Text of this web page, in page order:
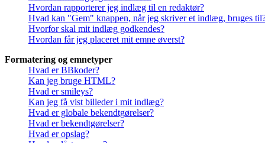
Hvordan rapporterer jeg indlæg til en redaktør?
Hvad kan "Gem" knappen, når jeg skriver et indlæg, bruges
Hvorfor skal mit indlæg godkendes?
Hvordan får jeg placeret mit emne øverst?
Formatering og emnetyper
Hvad er BBkoder?
Kan jeg bruge HTML?
Hvad er smileys?
Kan jeg få vist billeder i mit indlæg?
Hvad er globale bekendtgørelser?
Hvad er bekendtgørelser?
Hvad er opslag?